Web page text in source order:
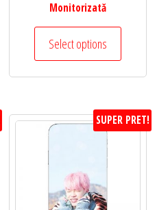
Monitorizată
Select options
SUPER PRET!